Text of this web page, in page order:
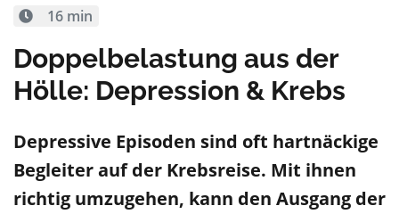
16 min
Doppelbelastung aus der
Hölle: Depression & Krebs
Depressive Episoden sind oft hartnäckige
Begleiter auf der Krebsreise. Mit ihnen
richtig umzugehen, kann den Ausgang der